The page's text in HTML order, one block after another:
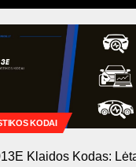
KODAI
Klaidos Kodas: